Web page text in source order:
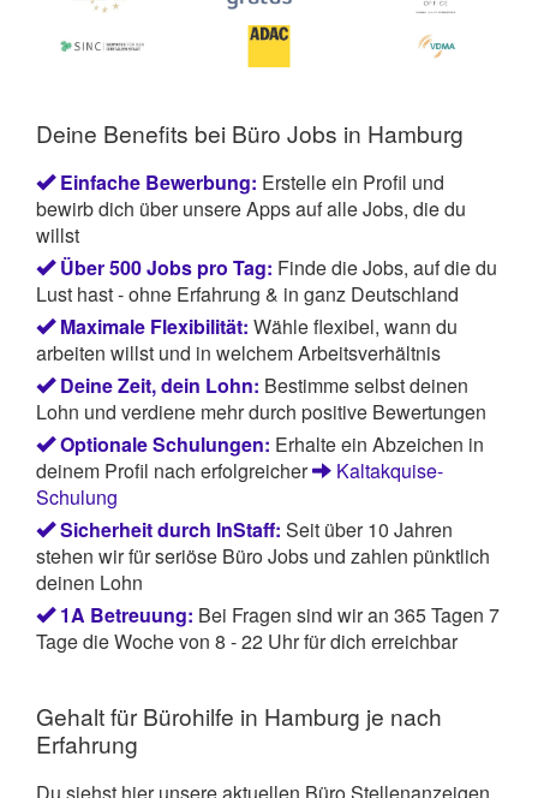
Deine Benefits bei Büro Jobs in Hamburg
Einfache Bewerbung: Erstelle ein Profil und
bewirb dich über unsere Apps auf alle Jobs, die du
willst
Über 500 Jobs pro Tag: Finde die Jobs, auf die du
Lust hast - ohne Erfahrung & in ganz Deutschland
Maximale Flexibilität: Wähle flexibel, wann du
arbeiten willst und in welchem Arbeitsverhältnis
Deine Zeit, dein Lohn: Bestimme selbst deinen
Lohn und verdiene mehr durch positive Bewertungen
Optionale Schulungen: Erhalte ein Abzeichen in
deinem Profil nach erfolgreicher
Kaltakquise-
Schulung
Sicherheit durch InStaff: Seit über 10 Jahren
stehen wir für seriöse Büro Jobs und zahlen pünktlich
deinen Lohn
1A Betreuung: Bei Fragen sind wir an 365 Tagen 7
Tage die Woche von 8 - 22 Uhr für dich erreichbar
Gehalt für Bürohilfe in Hamburg je nach
Erfahrung
Du siehst hier unsere aktuellen Büro Stellenanzeigen